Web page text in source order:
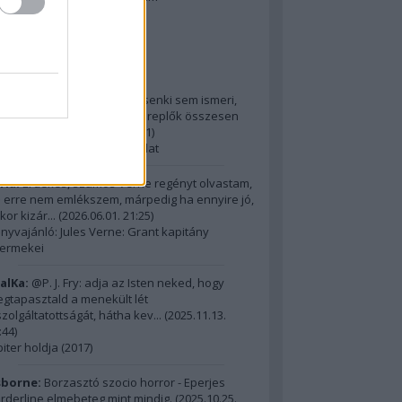
2014 ComingSoon - 5. rész
topikok
@Alick: Az Őslakót kb. senki sem ismeri,
hatalmas film, az itt szereplők összesen
2026.06.01. 21:31)
15 legnagyobb filmes fordulat
Érdekes, számos Verne regényt olvastam,
erre nem emlékszem, márpedig ha ennyire jó,
kizár... (2026.06.01. 21:25)
Jules Verne: Grant kapitány
@P. J. Fry: adja az Isten neked, hogy
a menekült lét
hátha kev... (2025.11.13.
)
holdja (2017)
Borzasztó szocio horror - Eperjes
elmebeteg mint mindig. (2025.10.25.